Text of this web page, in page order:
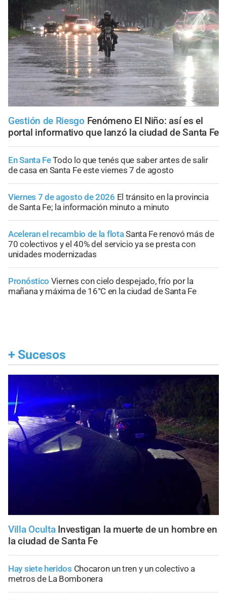
Gestión de Riesgo Fenómeno El Niño: así es el
portal informativo que lanzó la ciudad de Santa Fe
En Santa FeTodo lo que tenés que saber antes de salir
de casa en Santa Fe este viernes 7 de agosto
Viernes 7 de agosto de 2026 El tránsito en la provincia
de Santa Fe; la información minuto a minuto
Aceleran el recambio de la flotaSanta Fe renovó más de
70 colectivos y el 40% del servicio ya se presta con
unidades modernizadas
Pronóstico Viernes con cielo despejado, frío por la
mañana y máxima de 16°C en la ciudad de Santa Fe
+ Sucesos
Villa Oculta Investigan la muerte de un hombre en
la ciudad de Santa Fe
Hay siete heridos Chocaron un tren y un colectivo a
metros de La Bombonera